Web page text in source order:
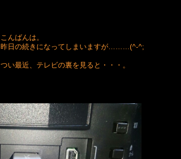
こんばんは。
昨日の続きになってしまいますが………(^-^;
つい最近、テレビの裏を見ると・・・。